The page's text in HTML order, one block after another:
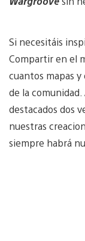
Si necesitáis
Compartir en el
cuantos mapas
de la
destacados dos
nuestras
siempre habrá